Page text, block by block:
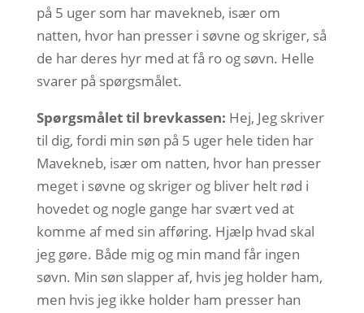
på 5 uger som har mavekneb, især om
natten, hvor han presser i søvne og skriger, så
de har deres hyr med at få ro og søvn. Helle
svarer på spørgsmålet.
Spørgsmålet til brevkassen: Hej, Jeg skriver
til dig, fordi min søn på 5 uger hele tiden har
Mavekneb, især om natten, hvor han presser
meget i søvne og skriger og bliver helt rød i
hovedet og nogle gange har svært ved at
komme af med sin afføring. Hjælp hvad skal
jeg gøre. Både mig og min mand får ingen
søvn. Min søn slapper af, hvis jeg holder ham,
men hvis jeg ikke holder ham presser han